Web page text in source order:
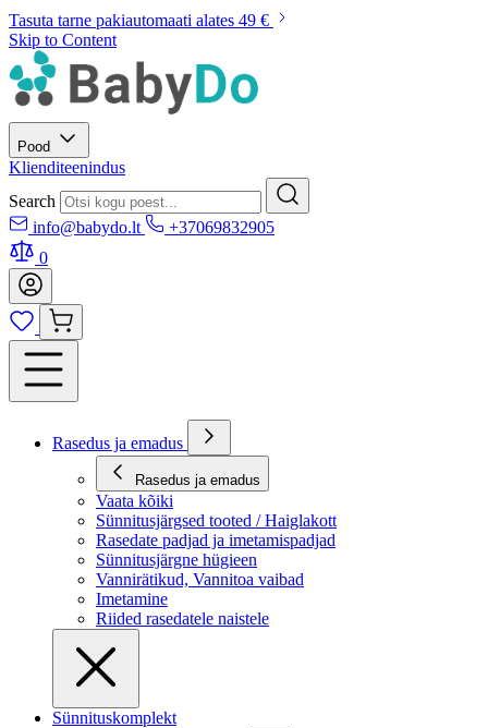
Tasuta tarne pakiautomaati alates 49 €
Skip to Content
Pood
Klienditeenindus
Search
info@babydo.lt
+37069832905
0
Rasedus ja emadus
Rasedus ja emadus
Vaata kõiki
Sünnitusjärgsed tooted / Haiglakott
Rasedate padjad ja imetamispadjad
Sünnitusjärgne hügieen
Vannirätikud, Vannitoa vaibad
Imetamine
Riided rasedatele naistele
Sünnituskomplekt